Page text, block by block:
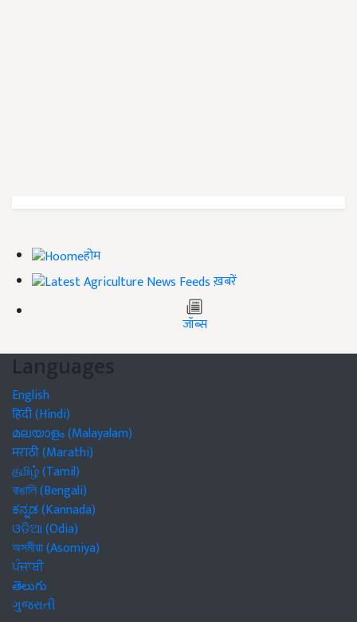
होम
ख़बरें
जॉब्स
Languages
English
हिंदी (Hindi)
മലയാളം (Malayalam)
मराठी (Marathi)
தமிழ் (Tamil)
বাঙালি (Bengali)
ಕನ್ನಡ (Kannada)
ଓଡିଆ (Odia)
অসমীয়া (Asomiya)
ਪੰਜਾਬੀ
తెలుగు
ગુજરાતી